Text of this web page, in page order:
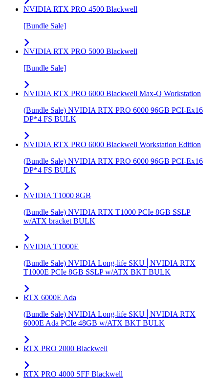
NVIDIA RTX PRO 4500 Blackwell
[Bundle Sale]
NVIDIA RTX PRO 5000 Blackwell
[Bundle Sale]
NVIDIA RTX PRO 6000 Blackwell Max-Q Workstation
(Bundle Sale) NVIDIA RTX PRO 6000 96GB PCI-Ex16
DP*4 FS BULK
NVIDIA RTX PRO 6000 Blackwell Workstation Edition
(Bundle Sale) NVIDIA RTX PRO 6000 96GB PCI-Ex16
DP*4 FS BULK
NVIDIA T1000 8GB
(Bundle Sale) NVIDIA RTX T1000 PCIe 8GB SSLP
w/ATX bracket BULK
NVIDIA T1000E
(Bundle Sale) NVIDIA Long-life SKU│NVIDIA RTX
T1000E PCIe 8GB SSLP w/ATX BKT BULK
RTX 6000E Ada
(Bundle Sale) NVIDIA Long-life SKU│NVIDIA RTX
6000E Ada PCIe 48GB w/ATX BKT BULK
RTX PRO 2000 Blackwell
RTX PRO 4000 SFF Blackwell